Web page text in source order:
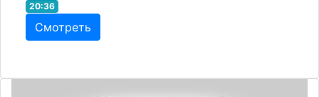
20:36
Смотреть